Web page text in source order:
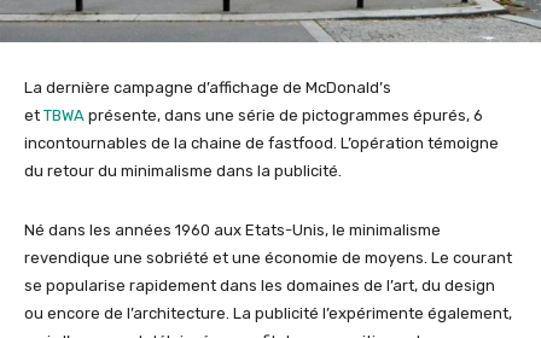
La dernière campagne d’affichage de McDonald’s
et TBWA présente, dans une série de pictogrammes épurés, 6
incontournables de la chaine de fastfood. L’opération témoigne
du retour du minimalisme dans la publicité.
Né dans les années 1960 aux Etats-Unis, le minimalisme
revendique une sobriété et une économie de moyens. Le courant
se popularise rapidement dans les domaines de l’art, du design
ou encore de l’architecture. La publicité l’expérimente également,